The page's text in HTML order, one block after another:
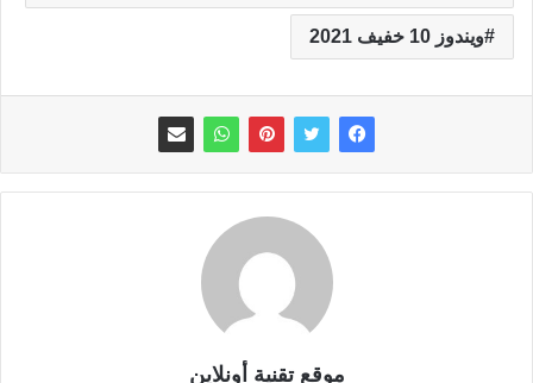
ويندوز 10 خفيف 2021
موقع تقنية أونلاين